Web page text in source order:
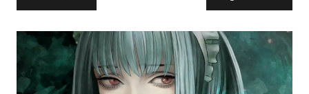
de
entradas